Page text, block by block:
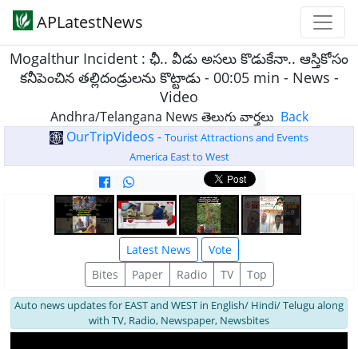
APLatestNews
Mogalthur Incident : ఛీ.. వీడు అసలు కొడుకేనా.. ఆస్తికోసం
కనీపెంచిన తల్లిదండ్రులను కొట్టాడు - 00:05 min - News -
Video
Andhra/Telangana News తెలుగు వార్తలు Back
OurTripVideos - Tourist Attractions and Events
America East to West
Latest News
Vote
Bites
Paper Radio TV Top
Auto news updates for EAST and WEST in English/ Hindi/ Telugu along
with TV, Radio, Newspaper, Newsbites